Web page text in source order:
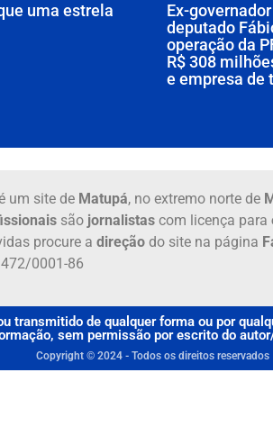
uma estrela
Ex-
deputado
operação da
R$ 308
e empresa de
um site de Matupá, no extremo norte de
são jornalistascom licença para
procure a direçãodo site na página
0001-86
transmitido de qualquer forma ou por
sem permissão por escrito do
Copyright © 2024 - Todos os direitos reservados